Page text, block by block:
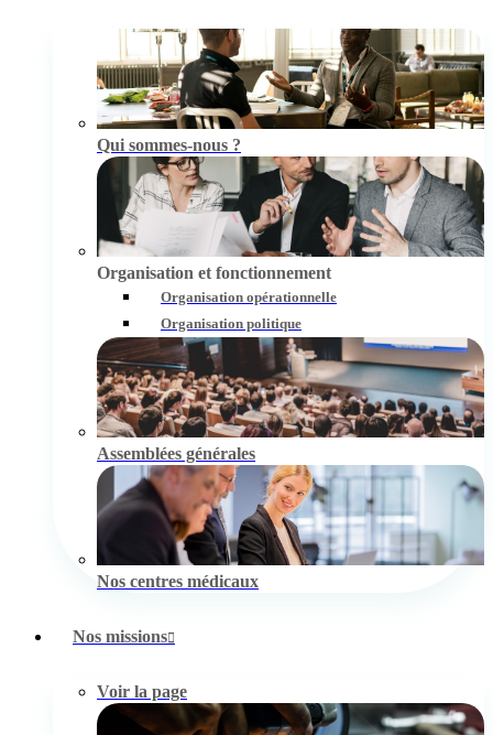
Qui sommes-nous ?
Organisation et fonctionnement
Organisation opérationnelle
Organisation politique
Assemblées générales
Nos centres médicaux
Nos missions
Voir la page